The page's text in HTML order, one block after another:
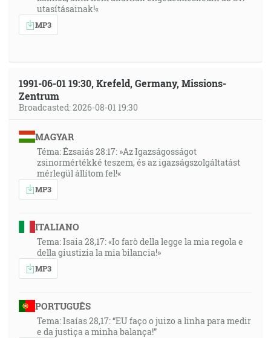
utasításainak!«
MP3
1991-06-01 19:30, Krefeld, Germany, Missions-
Zentrum
Broadcasted: 2026-08-01 19:30
MAGYAR
Téma: Ézsaiás 28:17: »Az Igazságosságot
zsinormértékké teszem, és az igazságszolgáltatást
mérlegül állítom fel!«
MP3
ITALIANO
Tema: Isaia 28,17: «Io farò della legge la mia regola e
della giustizia la mia bilancia!»
MP3
PORTUGUÊS
Tema: Isaías 28,17: “EU faço o juizo a linha para medir
e da justiça a minha balança!”